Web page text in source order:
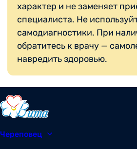
характер и не заменяет
специалиста. Не
самодиагностики. При
обратитесь к врачу —
навредить здоровью.
Череповец